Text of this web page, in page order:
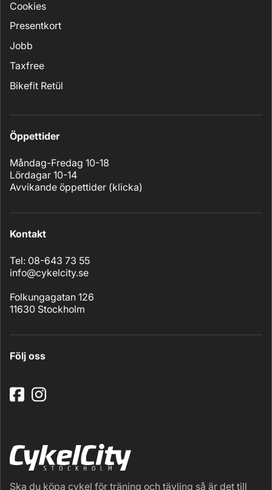
Cookies
Presentkort
Jobb
Taxfree
Bikefit Retül
Öppettider
Måndag-Fredag 10-18
Lördagar 10-14
Avvikande öppettider (klicka)
Kontakt
Tel: 08-643 73 55
info@cykelcity.se
Folkungagatan 126
11630 Stockholm
Följ oss
Ska du köpa cykel för träning och tävling så är det till